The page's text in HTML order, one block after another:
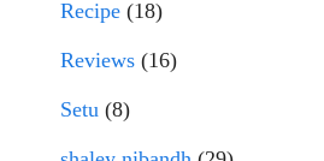
Recipe (18)
Reviews (16)
Setu (8)